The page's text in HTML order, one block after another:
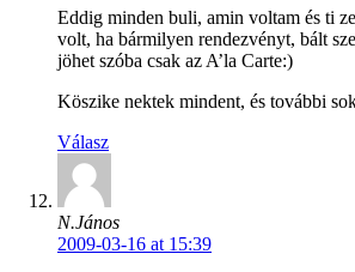
Eddig minden buli, amin voltam és ti
volt, ha bármilyen rendezvényt, bált
jöhet szóba csak az A’la Carte:)
Köszike nektek mindent, és további
Válasz
N.János
2009-03-16 at 15:39